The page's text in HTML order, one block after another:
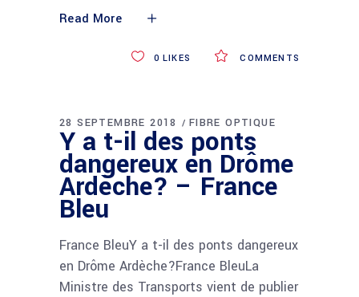
Read More
COMMENTS
0 LIKES
28 SEPTEMBRE 2018 FIBRE OPTIQUE
Y a t-il des ponts
dangereux en Drôme
Ardèche? – France
Bleu
France BleuY a t-il des ponts dangereux
en Drôme Ardèche?France BleuLa
Ministre des Transports vient de publier